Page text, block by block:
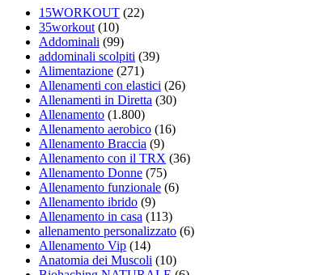
15WORKOUT (22)
35workout (10)
Addominali (99)
addominali scolpiti (39)
Alimentazione (271)
Allenamenti con elastici (26)
Allenamenti in Diretta (30)
Allenamento (1.800)
Allenamento aerobico (16)
Allenamento Braccia (9)
Allenamento con il TRX (36)
Allenamento Donne (75)
Allenamento funzionale (6)
Allenamento ibrido (9)
Allenamento in casa (113)
allenamento personalizzato (6)
Allenamento Vip (14)
Anatomia dei Muscoli (10)